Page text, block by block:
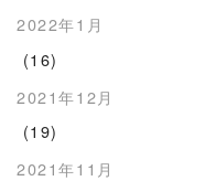
2022年1月
(16)
2021年12月
(19)
2021年11月